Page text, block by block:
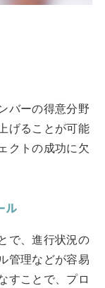
バーの得意分野
げることが可能
クトの成功に欠
ル
で、進行状況の
管理などが容易
すことで、プロ